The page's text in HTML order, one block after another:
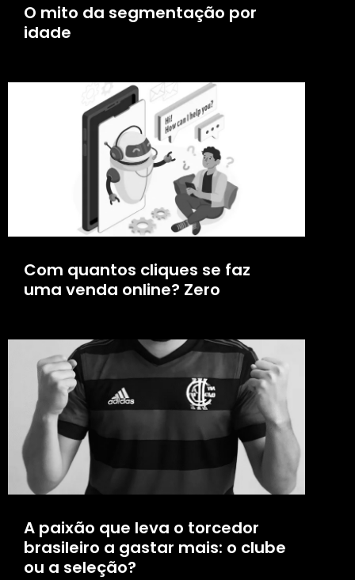
O mito da segmentação por
idade
Com quantos cliques se faz
uma venda online? Zero
A paixão que leva o torcedor
brasileiro a gastar mais: o clube
ou a seleção?